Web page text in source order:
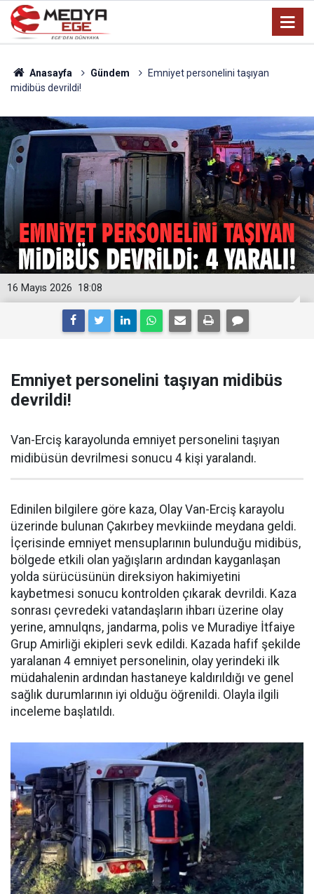
Anasayfa Gündem
Emniyet personelini taşıyan
midibüs devrildi!
18:08
16 Mayıs 2026
Emniyet personelini taşıyan midibüs
devrildi!
Van-Erciş karayolunda emniyet personelini taşıyan
midibüsün devrilmesi sonucu 4 kişi yaralandı.
Edinilen bilgilere göre kaza, Olay Van-Erciş karayolu
üzerinde bulunan Çakırbey mevkiinde meydana geldi.
İçerisinde emniyet mensuplarının bulunduğu midibüs,
bölgede etkili olan yağışların ardından kayganlaşan
yolda sürücüsünün direksiyon hakimiyetini
kaybetmesi sonucu kontrolden çıkarak devrildi. Kaza
sonrası çevredeki vatandaşların ihbarı üzerine olay
yerine, amnulqns, jandarma, polis ve Muradiye İtfaiye
Grup Amirliği ekipleri sevk edildi. Kazada hafif şekilde
yaralanan 4 emniyet personelinin, olay yerindeki ilk
müdahalenin ardından hastaneye kaldırıldığı ve genel
sağlık durumlarının iyi olduğu öğrenildi. Olayla ilgili
inceleme başlatıldı.